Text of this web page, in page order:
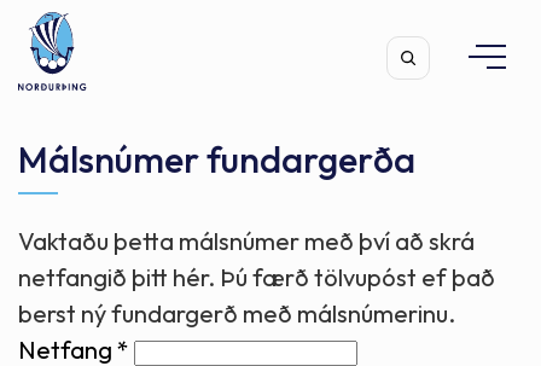
Leita
Málsnúmer fundargerða
Vaktaðu þetta málsnúmer með því að skrá
netfangið þitt hér. Þú færð tölvupóst ef það
berst ný fundargerð með málsnúmerinu.
Netfang